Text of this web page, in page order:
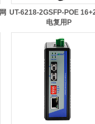
UT-6218-2GSFP-POE
电复用P